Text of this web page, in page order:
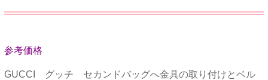
参考価格
GUCCI グッチ セカンドバッグへ金具の取り付けとベル